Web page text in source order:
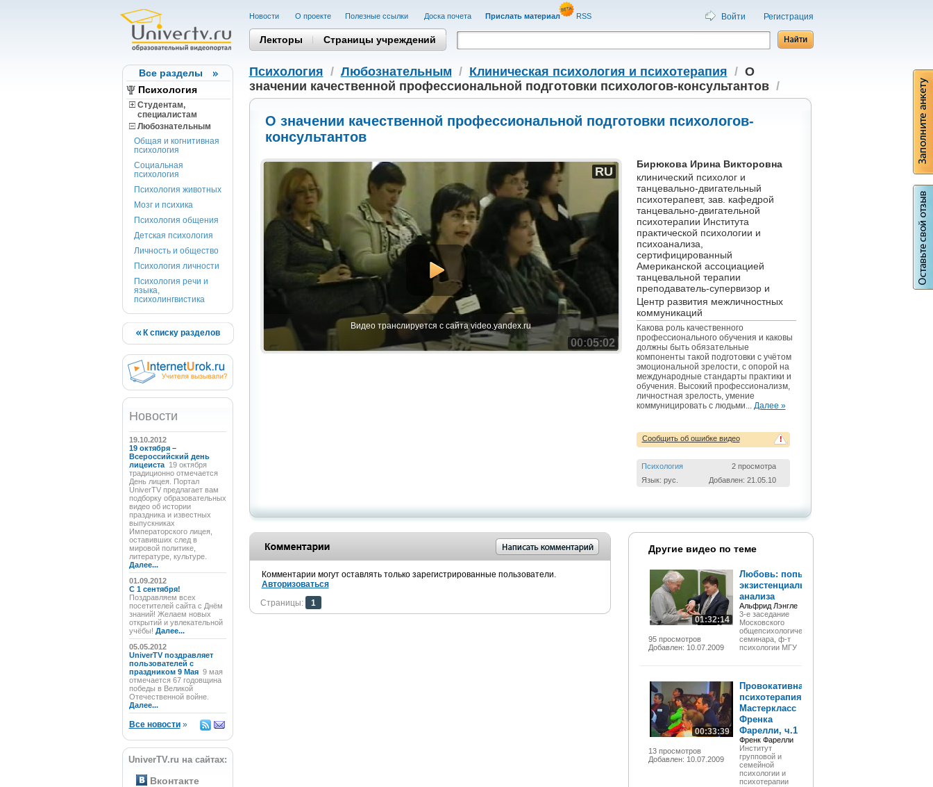
Все разделы
Психология
Студентам,
cпециалистам
Любознательным
Общая и когнитивная
психология
Социальная
психология
Психология животных
Мозг и психика
Психология общения
Детская психология
Личность и общество
Психология личности
Психология речи и
языка,
психолингвистика
К списку разделов
Новости
19.10.2012
19 октября –
Всероссийский день
лицеиста 19 октября
традиционно отмечается
День лицея. Портал
UniverTV предлагает вам
подборку образовательных
видео об истории
праздника и известных
выпускниках
Императорского лицея,
оставивших след в
мировой политике,
литературе, культуре.
Далее...
01.09.2012
C 1 сентября!
Поздравляем всех
посетителей сайта с Днём
знаний! Желаем новых
открытий и увлекательной
учёбы! Далее...
05.05.2012
UniverTV поздравляет
пользователей с
праздником 9 Мая 9 мая
отмечается 67 годовщина
победы в Великой
Отечественной войне.
Далее...
Все новости»
UniverTV.ru на сайтах:
Вконтакте
Новости О проекте Полезные cсылки Доска почета Прислать материал RSS Войти Регистрация
Лекторы Страницы учреждений
Психология / Любознательным / Клиническая психология и психотерапия / О
значении качественной профессиональной подготовки психологов-консультантов/
О значении качественной профессиональной подготовки психологов-
консультантов
RU
00:05:02
Видео транслируется с сайта video.yandex.ru
Бирюкова Ирина Викторовна
клинический психолог и
танцевально-двигательный
психотерапевт, зав. кафедрой
танцевально-двигательной
психотерапии Института
практической психологии и
психоанализа,
сертифицированный
Американской ассоциацией
танцевальной терапии
преподаватель-супервизор и
Центр развития межличностных
коммуникаций
Какова роль качественного
профессионального обучения и каковы
должны быть обязательные
компоненты такой подготовки с учётом
эмоциональной зрелости, с опорой на
международные стандарты практики и
обучения. Высокий профессионализм,
личностная зрелость, умение
коммуницировать с людьми... Далее »
!
Сообщить об ошибке видео
Психология
2 просмотра
Язык: рус.
Добавлен: 21.05.10
Комментарии могут оставлять только зарегистрированные пользователи.
Авторизоваться
Страницы:
1
Другие видео по теме
01:32:14
95 просмотров
Добавлен: 10.07.2009
Любовь: попытка
экзистенциального
анализа
Альфрид Лэнгле
3-е заседание
Московского
общепсихологического
семинара, ф-т
психологии МГУ
00:33:39
13 просмотров
Добавлен: 10.07.2009
Провокативная
психотерапия.
Мастеркласс
Френка
Фарелли, ч.1
Френк Фарелли
Институт
групповой и
семейной
психологии и
психотерапии